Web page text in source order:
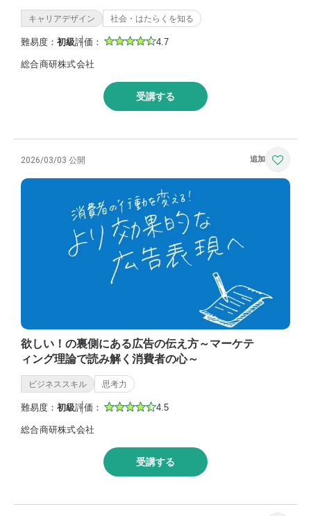
キャリアデザイン 社会・はたらくを知る
難易度： 初級評価： 4.7
総合商研株式会社
受講する
2026/03/03 公開
欲しい！の裏側にある広告の伝え方～マーケテ
ィング理論で読み解く消費者の心～
ビジネススキル 思考力
難易度： 初級評価： 4.5
総合商研株式会社
受講する